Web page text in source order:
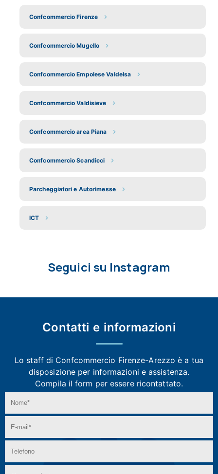
Confcommercio Firenze
Confcommercio Mugello
Confcommercio Empolese Valdelsa
Confcommercio Valdisieve
Confcommercio area Piana
Confcommercio Scandicci
Parcheggiatori e Autorimesse
ICT
Seguici su Instagram
Contatti e informazioni
Lo staff di Confcommercio Firenze-Arezzoè a tua
disposizione per informazioni e assistenza.
Compila il form per essere ricontattato.